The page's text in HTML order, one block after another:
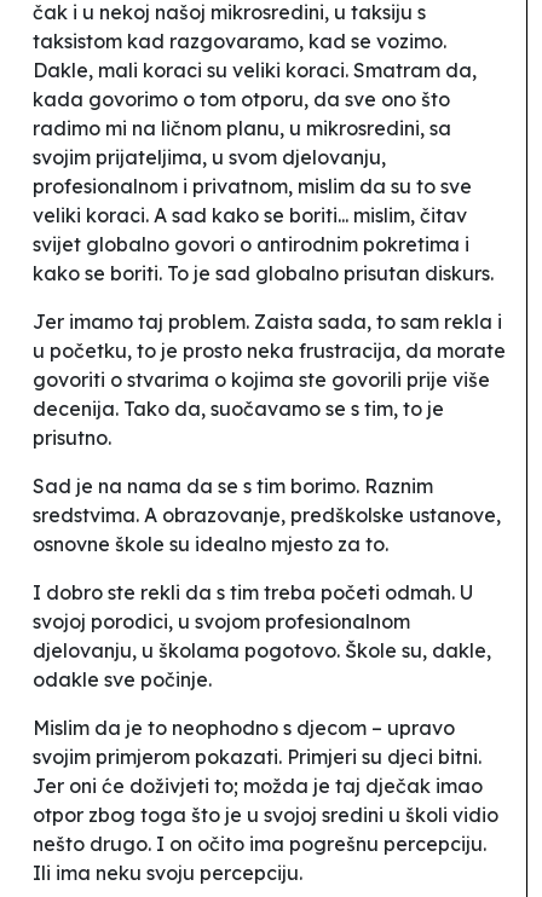
čak i u nekoj našoj mikrosredini, u taksiju s
taksistom kad razgovaramo, kad se vozimo.
Dakle, mali koraci su veliki koraci. Smatram da,
kada govorimo o tom otporu, da sve ono što
radimo mi na ličnom planu, u mikrosredini, sa
svojim prijateljima, u svom djelovanju,
profesionalnom i privatnom, mislim da su to sve
veliki koraci. A sad kako se boriti... mislim, čitav
svijet globalno govori o antirodnim pokretima i
kako se boriti. To je sad globalno prisutan diskurs.
Jer imamo taj problem. Zaista sada, to sam rekla i
u početku, to je prosto neka frustracija, da morate
govoriti o stvarima o kojima ste govorili prije više
decenija. Tako da, suočavamo se s tim, to je
prisutno.
Sad je na nama da se s tim borimo. Raznim
sredstvima. A obrazovanje, predškolske ustanove,
osnovne škole su idealno mjesto za to.
I dobro ste rekli da s tim treba početi odmah. U
svojoj porodici, u svojom profesionalnom
djelovanju, u školama pogotovo. Škole su, dakle,
odakle sve počinje.
Mislim da je to neophodno s djecom – upravo
svojim primjerom pokazati. Primjeri su djeci bitni.
Jer oni će doživjeti to; možda je taj dječak imao
otpor zbog toga što je u svojoj sredini u školi vidio
nešto drugo. I on očito ima pogrešnu percepciju.
Ili ima neku svoju percepciju.